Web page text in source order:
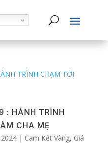
: HÀNH TRÌNH
CHA MẸ
| Cam Kết Vàng, Giá